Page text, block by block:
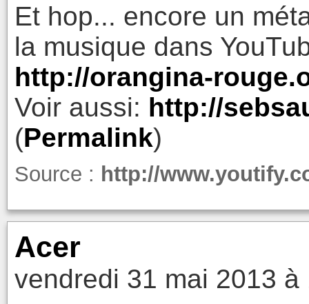
Et hop... encore un
la musique dans
http://orangina-
Voir aussi: http://
(Permalink)
Source : http://
Acer
vendredi 31 mai 2013 à